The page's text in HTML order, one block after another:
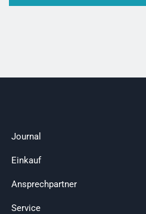
Journal
Einkauf
Ansprechpartner
Service